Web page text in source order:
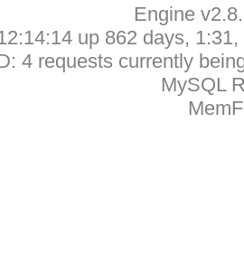
Engine
up 862 days,
4 requests currently
MySQL